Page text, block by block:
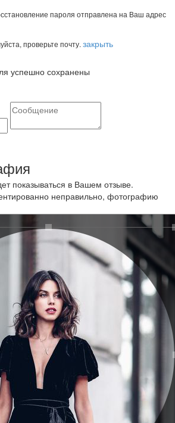
пароля отправлена на Ваш адрес
проверьте почту. закрыть
успешно сохранены
показываться в Вашем отзыве.
неправильно, фотографию